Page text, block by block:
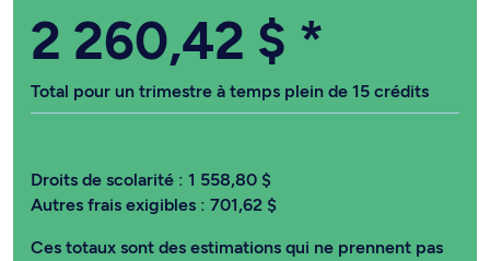
2 260,42 $ *
Total pour un trimestre à temps plein de 15 crédits
Droits de scolarité : 1 558,80 $
Autres frais exigibles : 701,62 $
Ces totaux sont des estimations qui ne prennent pas